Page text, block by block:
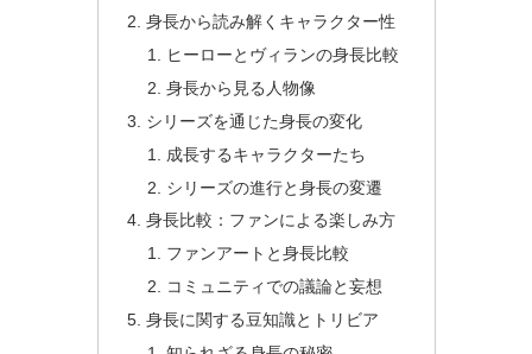
身長から読み解くキャラクター性
ヒーローとヴィランの身長比較
身長から見る人物像
シリーズを通じた身長の変化
成長するキャラクターたち
シリーズの進行と身長の変遷
身長比較：ファンによる楽しみ方
ファンアートと身長比較
コミュニティでの議論と妄想
身長に関する豆知識とトリビア